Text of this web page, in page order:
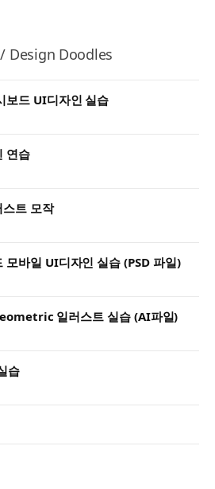
Design Doodles
보드 UI디자인 실습
연습
트 모작
모바일 UI디자인 실습 (PSD 파일)
일러스트 실습 (AI파일)
습